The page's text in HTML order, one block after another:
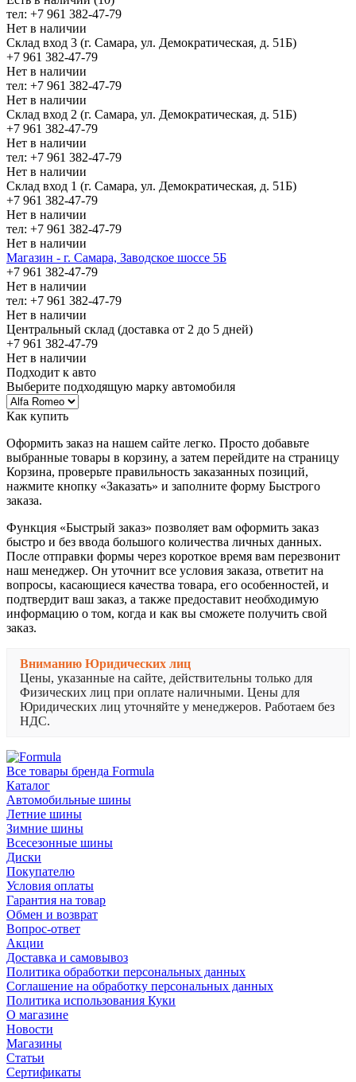
тел: +7 961 382-47-79
Нет в наличии
Склад вход 3 (г. Самара, ул. Демократическая, д. 51Б)
+7 961 382-47-79
Нет в наличии
тел: +7 961 382-47-79
Нет в наличии
Склад вход 2 (г. Самара, ул. Демократическая, д. 51Б)
+7 961 382-47-79
Нет в наличии
тел: +7 961 382-47-79
Нет в наличии
Склад вход 1 (г. Самара, ул. Демократическая, д. 51Б)
+7 961 382-47-79
Нет в наличии
тел: +7 961 382-47-79
Нет в наличии
Магазин - г. Самара, Заводское шоссе 5Б
+7 961 382-47-79
Нет в наличии
тел: +7 961 382-47-79
Нет в наличии
Центральный склад (доставка от 2 до 5 дней)
+7 961 382-47-79
Нет в наличии
Подходит к авто
Выберите подходящую марку автомобиля
Как купить
Оформить заказ на нашем сайте легко. Просто добавьте
выбранные товары в корзину, а затем перейдите на страницу
Корзина, проверьте правильность заказанных позиций,
нажмите кнопку «Заказать» и заполните форму Быстрого
заказа.
Функция «Быстрый заказ» позволяет вам оформить заказ
быстро и без ввода большого количества личных данных.
После отправки формы через короткое время вам перезвонит
наш менеджер. Он уточнит все условия заказа, ответит на
вопросы, касающиеся качества товара, его особенностей, и
подтвердит ваш заказ, а также предоставит необходимую
информацию о том, когда и как вы сможете получить свой
заказ.
Вниманию Юридических лиц
Цены, указанные на сайте, действительны только для
Физических лиц при оплате наличными. Цены для
Юридических лиц уточняйте у менеджеров. Работаем без
НДС.
Все товары бренда Formula
Каталог
Автомобильные шины
Летние шины
Зимние шины
Всесезонные шины
Диски
Покупателю
Условия оплаты
Гарантия на товар
Обмен и возврат
Вопрос-ответ
Акции
Доставка и самовывоз
Политика обработки персональных данных
Соглашение на обработку персональных данных
Политика использования Куки
О магазине
Новости
Магазины
Статьи
Сертификаты